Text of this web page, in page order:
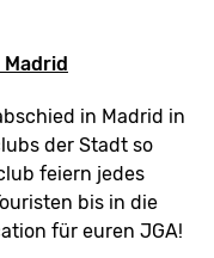
in Madrid in
der Stadt so
feiern jedes
bis in die
für euren JGA!